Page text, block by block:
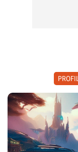
PROFIL